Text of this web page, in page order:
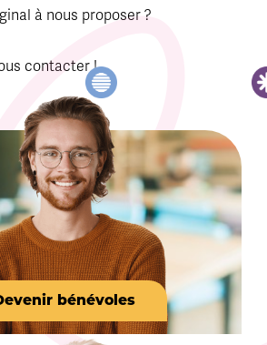
à nous proposer ?
contacter !
bénévoles